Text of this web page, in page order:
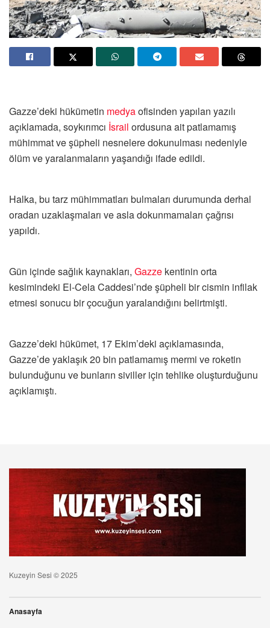
Gazze’deki hükümetin medyaofisinden yapılan yazılı
açıklamada, soykırımcı İsrail ordusuna ait patlamamış
mühimmat ve şüpheli nesnelere dokunulması nedeniyle
ölüm ve yaralanmaların yaşandığı ifade edildi.
Halka, bu tarz mühimmatları bulmaları durumunda derhal
oradan uzaklaşmaları ve asla dokunmamaları çağrısı
yapıldı.
Gün içinde sağlık kaynakları, Gazze kentinin orta
kesimindeki El-Cela Caddesi’nde şüpheli bir cismin infilak
etmesi sonucu bir çocuğun yaralandığını belirtmişti.
Gazze’deki hükümet, 17 Ekim’deki açıklamasında,
Gazze’de yaklaşık 20 bin patlamamış mermi ve roketin
bulunduğunu ve bunların siviller için tehlike oluşturduğunu
açıklamıştı.
Kuzeyin Sesi © 2025
Anasayfa